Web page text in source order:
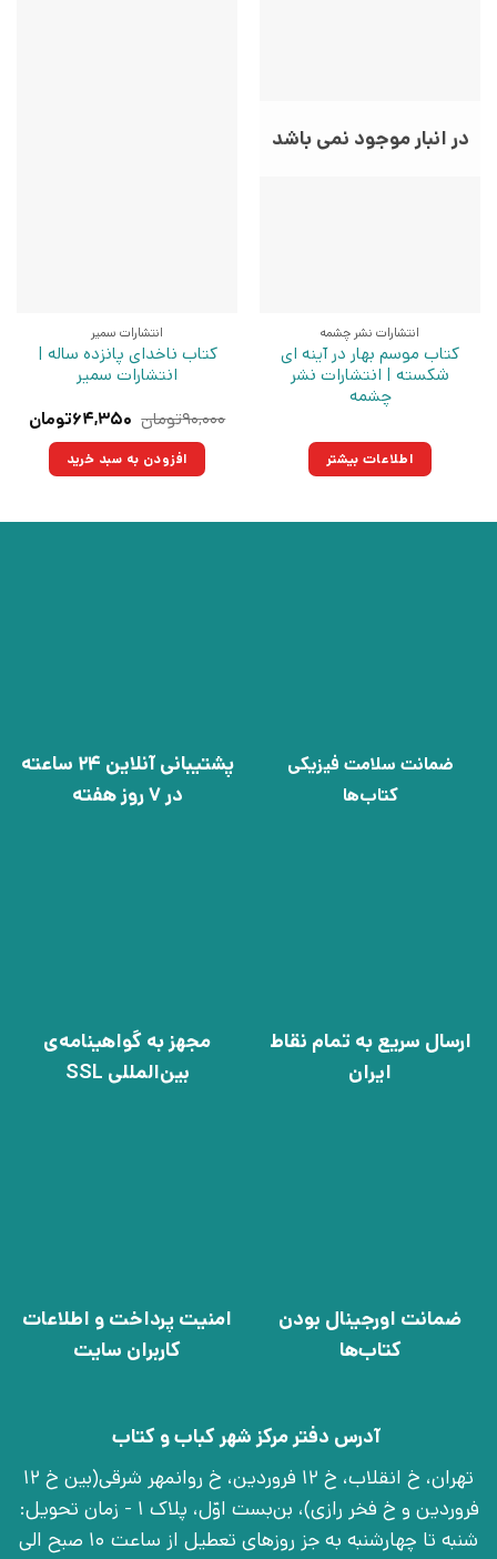
در انبار موجود نمی باشد
انتشارات نشر چشمه
کتاب موسم بهار در آینه ای
شکسته | انتشارات نشر
چشمه
اطلاعات بیشتر
انتشارات سمیر
کتاب ناخدای پانزده ساله |
انتشارات سمیر
۹۰,۰۰۰تومان قیمت
۹۰,۰۰۰تومان
بود.
۶۴,۳۵۰تومان
افزودن به سبد خرید
ضمانت سلامت فیزیکی
کتاب‌ها
پشتیبانی آنلاین 24 ساعته
در 7 روز هفته
ارسال سریع به تمام نقاط
ایران
مجهز به گواهینامه‌ی
بین‌المللی SSL
ضمانت اورجینال بودن
کتاب‌ها
امنیت پرداخت و اطلاعات
کاربران سایت
آدرس دفتر مرکز شهر کباب و کتاب
تهران، خ انقلاب، خ 12 فروردین، خ روانمهر شرقی(بین خ 12
فروردین و خ فخر رازی)، بن‌بست اوّل، پلاک 1 - زمان تحویل:
شنبه تا چهارشنبه به جز روزهای تعطیل از ساعت 10 صبح الی